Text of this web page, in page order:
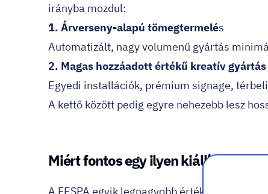
irányba mozdul:
1. Árverseny-alapú tömegtermelés
Automatizált, nagy volumenű gyártás
2. Magas hozzáadott értékű kreatív gyártás
Egyedi installációk, prémium signage,
A kettő között pedig egyre nehezebb lesz
Miért fontos egy ilyen kiállítás a